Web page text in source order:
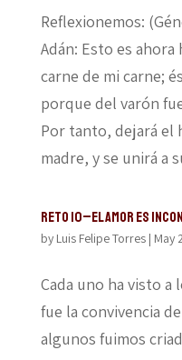
Reflexionemos:
Adán: Esto es
carne de mi carne;
porque del varón
Por tanto, dejará el
madre, y se unirá a
Reto 10–El amor es
by Luis Felipe Torres| May
Cada uno ha visto a
fue la convivencia
algunos fuimos